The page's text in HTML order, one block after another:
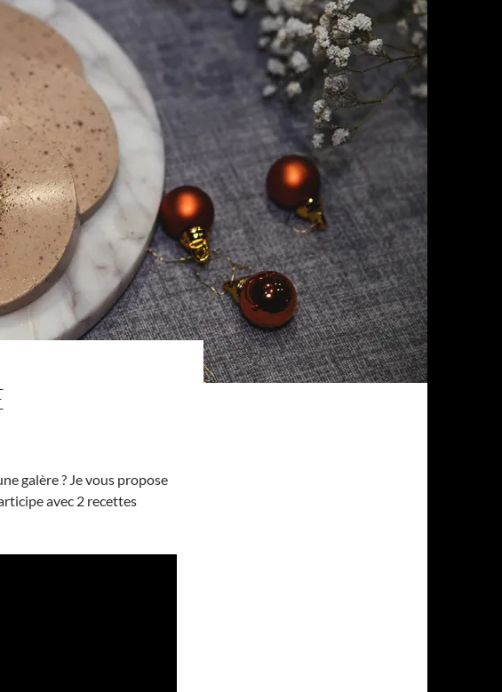
galère ? Je vous propose
avec 2 recettes